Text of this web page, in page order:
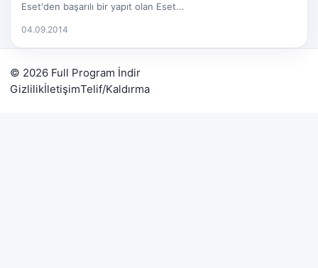
Eset'den başarılı bir yapıt olan Eset...
04.09.2014
© 2026 Full Program İndir
GizlilikİletişimTelif/Kaldırma